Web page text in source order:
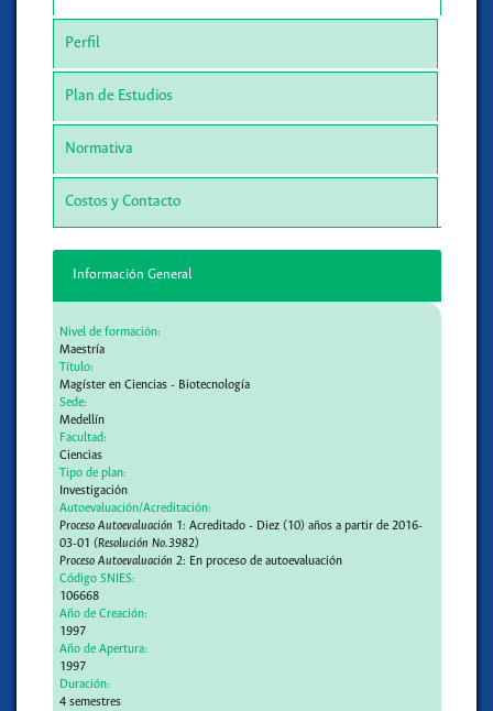
Perfil
Plan de Estudios
Normativa
Costos y Contacto
Información General
Nivel de formación:
Maestría
Título:
Magíster en Ciencias - Biotecnología
Sede:
Medellín
Facultad:
Ciencias
Tipo de plan:
Investigación
Autoevaluación/Acreditación:
Proceso Autoevaluación 1: Acreditado - Diez (10) años a partir de 2016-
03-01(Resolución No.3982)
Proceso Autoevaluación 2: En proceso de autoevaluación
Código SNIES:
106668
Año de Creación:
1997
Año de Apertura:
1997
Duración:
4 semestres